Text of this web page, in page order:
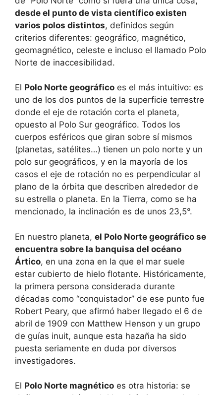
desde el punto de vista científico existen
varios polos distintos, definidos según
criterios diferentes: geográfico, magnético,
geomagnético, celeste e incluso el llamado Polo
Norte de inaccesibilidad.
El Polo Norte geográfico es el más intuitivo: es
uno de los dos puntos de la superficie terrestre
donde el eje de rotación corta el planeta,
opuesto al Polo Sur geográfico. Todos los
cuerpos esféricos que giran sobre sí mismos
(planetas, satélites…) tienen un polo norte y un
polo sur geográficos, y en la mayoría de los
casos el eje de rotación no es perpendicular al
plano de la órbita que describen alrededor de
su estrella o planeta. En la Tierra, como se ha
mencionado, la inclinación es de unos 23,5°.
En nuestro planeta, el Polo Norte geográfico se
encuentra sobre la banquisa del océano
Ártico, en una zona en la que el mar suele
estar cubierto de hielo flotante. Históricamente,
la primera persona considerada durante
décadas como “conquistador” de ese punto fue
Robert Peary, que afirmó haber llegado el 6 de
abril de 1909 con Matthew Henson y un grupo
de guías inuit, aunque esta hazaña ha sido
puesta seriamente en duda por diversos
investigadores.
El Polo Norte magnético es otra historia: se